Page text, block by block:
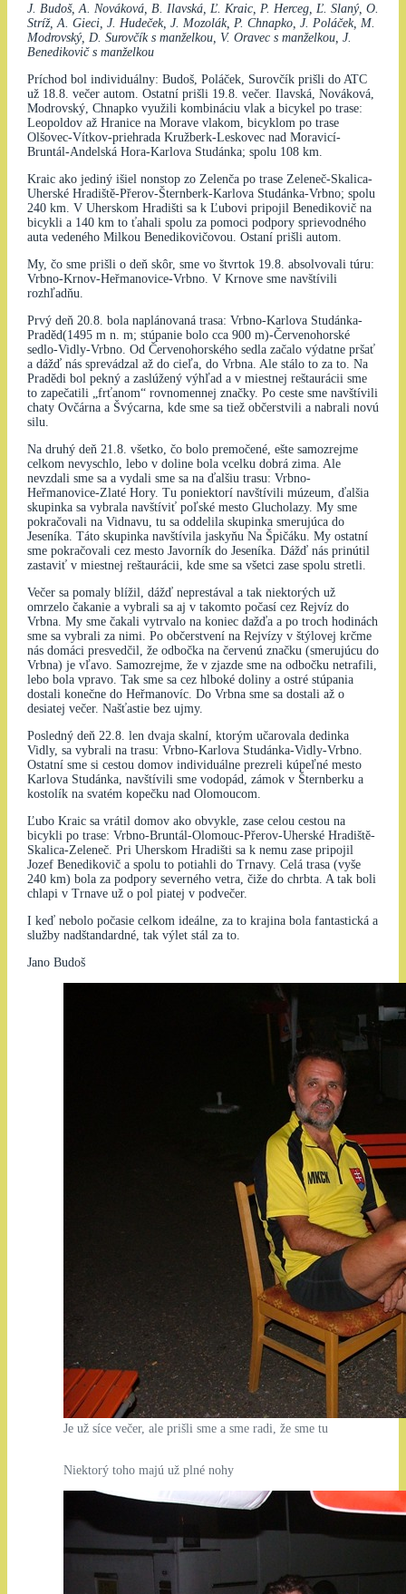
J. Budoš, A. Nováková, B. Ilavská, Ľ. Kraic, P. Herceg, Ľ. Slaný, O.
Stríž, A. Gieci, J. Hudeček, J. Mozolák, P. Chnapko, J. Poláček, M.
Modrovský, D. Surovčík s manželkou, V. Oravec s manželkou, J.
Benedikovič s manželkou
Príchod bol individuálny: Budoš, Poláček, Surovčík prišli do ATC
už 18.8. večer autom. Ostatní prišli 19.8. večer. Ilavská, Nováková,
Modrovský, Chnapko využili kombináciu vlak a bicykel po trase:
Leopoldov až Hranice na Morave vlakom, bicyklom po trase
Olšovec-Vítkov-priehrada Kružberk-Leskovec nad Moravicí-
Bruntál-Andelská Hora-Karlova Studánka; spolu 108 km.
Kraic ako jediný išiel nonstop zo Zelenča po trase Zeleneč-Skalica-
Uherské Hradiště-Přerov-Šternberk-Karlova Studánka-Vrbno; spolu
240 km. V Uherskom Hradišti sa k Ľubovi pripojil Benedikovič na
bicykli a 140 km to ťahali spolu za pomoci podpory sprievodného
auta vedeného Milkou Benedikovičovou. Ostaní prišli autom.
My, čo sme prišli o deň skôr, sme vo štvrtok 19.8. absolvovali túru:
Vrbno-Krnov-Heřmanovice-Vrbno. V Krnove sme navštívili
rozhľadňu.
Prvý deň 20.8. bola naplánovaná trasa: Vrbno-Karlova Studánka-
Praděd(1495 m n. m; stúpanie bolo cca 900 m)-Červenohorské
sedlo-Vidly-Vrbno. Od Červenohorského sedla začalo výdatne pršať
a dážď nás sprevádzal až do cieľa, do Vrbna. Ale stálo to za to. Na
Pradědi bol pekný a zaslúžený výhľad a v miestnej reštaurácii sme
to zapečatili „frťanom“ rovnomennej značky. Po ceste sme navštívili
chaty Ovčárna a Švýcarna, kde sme sa tiež občerstvili a nabrali novú
silu.
Na druhý deň 21.8. všetko, čo bolo premočené, ešte samozrejme
celkom nevyschlo, lebo v doline bola vcelku dobrá zima. Ale
nevzdali sme sa a vydali sme sa na ďalšiu trasu: Vrbno-
Heřmanovice-Zlaté Hory. Tu poniektorí navštívili múzeum, ďalšia
skupinka sa vybrala navštíviť poľské mesto Glucholazy. My sme
pokračovali na Vidnavu, tu sa oddelila skupinka smerujúca do
Jeseníka. Táto skupinka navštívila jaskyňu Na Špičáku. My ostatní
sme pokračovali cez mesto Javorník do Jeseníka. Dážď nás prinútil
zastaviť v miestnej reštaurácii, kde sme sa všetci zase spolu stretli.
Večer sa pomaly blížil, dážď neprestával a tak niektorých už
omrzelo čakanie a vybrali sa aj v takomto počasí cez Rejvíz do
Vrbna. My sme čakali vytrvalo na koniec dažďa a po troch hodinách
sme sa vybrali za nimi. Po občerstvení na Rejvízy v štýlovej krčme
nás domáci presvedčil, že odbočka na červenú značku (smerujúcu do
Vrbna) je vľavo. Samozrejme, že v zjazde sme na odbočku netrafili,
lebo bola vpravo. Tak sme sa cez hlboké doliny a ostré stúpania
dostali konečne do Heřmanovíc. Do Vrbna sme sa dostali až o
desiatej večer. Našťastie bez ujmy.
Posledný deň 22.8. len dvaja skalní, ktorým učarovala dedinka
Vidly, sa vybrali na trasu: Vrbno-Karlova Studánka-Vidly-Vrbno.
Ostatní sme si cestou domov individuálne prezreli kúpeľné mesto
Karlova Studánka, navštívili sme vodopád, zámok v Šternberku a
kostolík na svatém kopečku nad Olomoucom.
Ľubo Kraic sa vrátil domov ako obvykle, zase celou cestou na
bicykli po trase: Vrbno-Bruntál-Olomouc-Přerov-Uherské Hradiště-
Skalica-Zeleneč. Pri Uherskom Hradišti sa k nemu zase pripojil
Jozef Benedikovič a spolu to potiahli do Trnavy. Celá trasa (vyše
240 km) bola za podpory severného vetra, čiže do chrbta. A tak boli
chlapi v Trnave už o pol piatej v podvečer.
I keď nebolo počasie celkom ideálne, za to krajina bola fantastická a
služby nadštandardné, tak výlet stál za to.
Jano Budoš
Je už síce večer, ale prišli sme a sme radi, že sme tu
Niektorý toho majú už plné nohy